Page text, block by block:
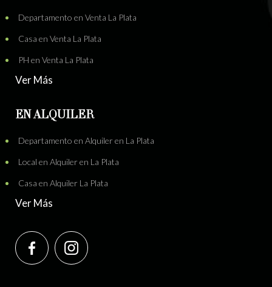
Departamento en Venta La Plata
Casa en Venta La Plata
PH en Venta La Plata
Ver Más
EN ALQUILER
Departamento en Alquiler en La Plata
Local en Alquiler en La Plata
Casa en Alquiler La Plata
Ver Más